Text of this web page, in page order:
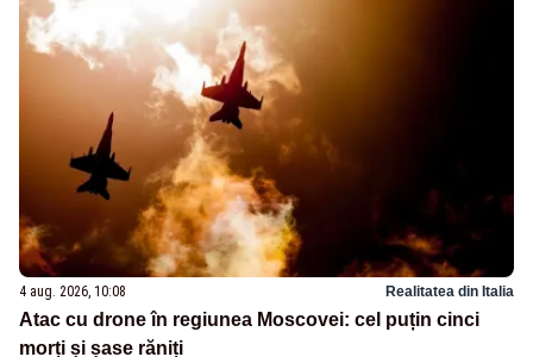
4 aug. 2026, 10:08 Realitatea din Italia
Atac cu drone în regiunea Moscovei: cel puțin cinci
morți și șase răniți